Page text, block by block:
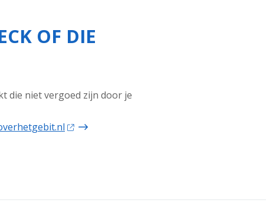
OF DIE
die niet vergoed zijn door je